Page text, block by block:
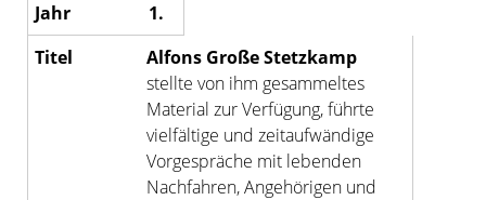
1.
Alfons Große Stetzkamp
stellte von ihm gesammeltes
Material zur Verfügung, führte
vielfältige und zeitaufwändige
Vorgespräche mit lebenden
Nachfahren, Angehörigen und